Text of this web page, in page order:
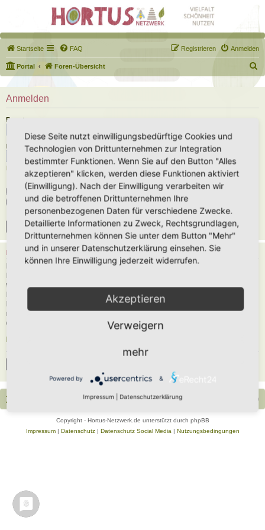
Startseite FAQ Anmelden
Registrieren
Portal Foren-Übersicht
u
h
Anmelden
Benutzername:
Passwort:
Ich habe mein Passwort vergessen
Angemeldet bleiben
Meinen Online-Status während dieser Sitzung verbergen
REGISTRIEREN
Du musst in diesem Forum registriert sein, um dich anmelden zu können. Die
weitere Funktionen zuzugreifen. Die Board-Administration kann registrierten
Benutzern auch zusätzliche Berechtigungen zuweisen. Beachte bitte unsere
Nutzungsbedingungen und die verwandten Regelungen, bevor du dich
registrierst. Bitte beachte auch die jeweiligen Forenregeln, wenn du dich in
diesem Board bewegst.
Foren-Übersicht Alle Zeiten sind UTC+02:00
Copyright - Hortus-Netzwerk.de unterstützt durch phpBB
Impressum| Datenschutz| Datenschutz Social Media Nutzungsbedingungen
Diese Seite nutzt einwilligungsbedürftige Cookies und
Technologien von Drittunternehmen zur Integration
bestimmter Funktionen. Wenn Sie auf den Button "Alles
akzeptieren" klicken, werden diese Funktionen aktiviert
(Einwilligung). Nach der Einwilligung verarbeiten wir
und die betroffenen Drittunternehmen Ihre
personenbezogenen Daten für verschiedene Zwecke.
Detaillierte Informationen zu Zweck, Rechtsgrundlagen,
Drittunternehmen können Sie unter dem Button "Mehr"
und in unserer Datenschutzerklärung einsehen. Sie
können Ihre Einwilligung jederzeit widerrufen.
Akzeptieren
Verweigern
mehr
Powered by &
Impressum Datenschutzerklärung